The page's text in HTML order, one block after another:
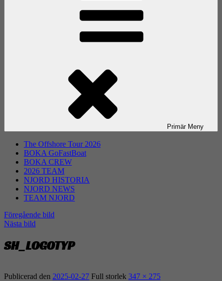
Primär Meny
The Offshore Tour 2026
BOKA GoFastBoat
BOKA CREW
2026 TEAM
NJORD HISTORIA
NJORD NEWS
TEAM NJORD
Föregående bild
Nästa bild
SH_LOGOTYP
Publicerad den 2025-02-27 Full storlek 347 × 275